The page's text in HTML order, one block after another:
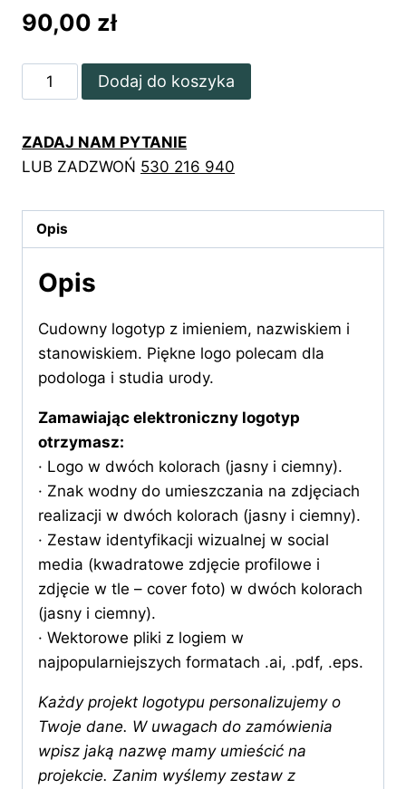
90,00 zł
ilość
Nowoczesne
z
imieniem
nazwiskiem
Dodaj do koszyka
ZADAJ NAM PYTANIE
LUB ZADZWOŃ 530 216 940
Opis
Opis
Cudowny logotyp z imieniem, nazwiskiem i
stanowiskiem. Piękne logo polecam dla
podologa i studia urody.
Zamawiając elektroniczny logotyp
otrzymasz:
· Logo w dwóch kolorach (jasny i ciemny).
· Znak wodny do umieszczania na zdjęciach
realizacji w dwóch kolorach (jasny i ciemny).
· Zestaw identyfikacji wizualnej w social
media (kwadratowe zdjęcie profilowe i
zdjęcie w tle – cover foto) w dwóch kolorach
(jasny i ciemny).
· Wektorowe pliki z logiem w
najpopularniejszych formatach .ai, .pdf, .eps.
Każdy projekt logotypu personalizujemy o
Twoje dane. W uwagach do zamówienia
wpisz jaką nazwę mamy umieścić na
projekcie. Zanim wyślemy zestaw z